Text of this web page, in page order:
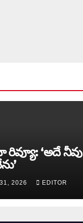
‘అదే నీవు
2026 EDITOR